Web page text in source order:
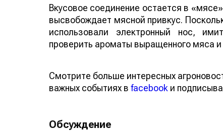
Вкусовое соединение остается в
высвобождает мясной привкус.
использовали электронный нос,
проверить ароматы выращенного мяса
Смотрите больше интересных
важных событиях в facebook и
Обсуждение